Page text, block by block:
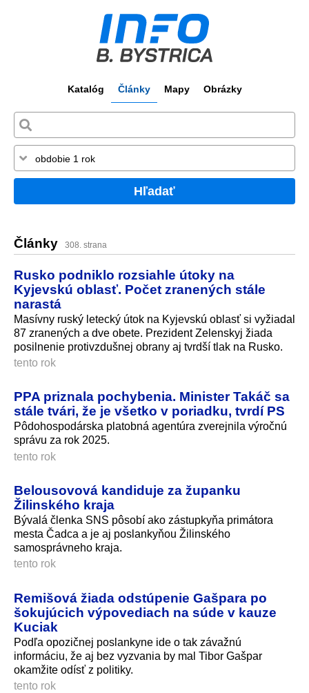
Katalóg Články Mapy Obrázky
Hľadať
Články 308. strana
Rusko podniklo rozsiahle útoky na
Kyjevskú oblasť. Počet zranených stále
narastá
Masívny ruský letecký útok na Kyjevskú oblasť si vyžiadal
87 zranených a dve obete. Prezident Zelenskyj žiada
posilnenie protivzdušnej obrany aj tvrdší tlak na Rusko.
tento rok
PPA priznala pochybenia. Minister Takáč sa
stále tvári, že je všetko v poriadku, tvrdí PS
Pôdohospodárska platobná agentúra zverejnila výročnú
správu za rok 2025.
tento rok
Belousovová kandiduje za županku
Žilinského kraja
Bývalá členka SNS pôsobí ako zástupkyňa primátora
mesta Čadca a je aj poslankyňou Žilinského
samosprávneho kra­ja.
tento rok
Remišová žiada odstúpenie Gašpara po
šokujúcich výpovediach na súde v kauze
Kuciak
Podľa opozičnej poslankyne ide o tak závažnú
informáciu, že aj bez vyzvania by mal Tibor Gašpar
okamžite odísť z politiky.
tento rok